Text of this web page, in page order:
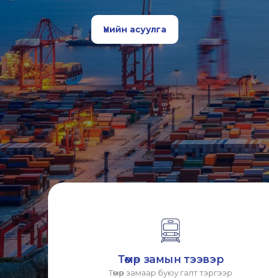
Үнийн асуулга
Төмөр замын тээвэр
Төмөр замаар буюу галт тэргээр